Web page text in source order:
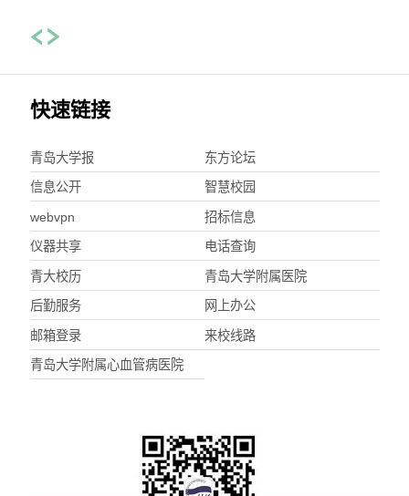
快速链接
青岛大学报 东方论坛
信息公开 智慧校园
webvpn 招标信息
仪器共享 电话查询
青大校历 青岛大学附属医院
后勤服务 网上办公
邮箱登录 来校线路
青岛大学附属心血管病医院